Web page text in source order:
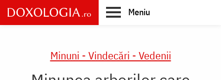
Skip
to
main
Meniu
Minuni - Vindecări - Vedenii